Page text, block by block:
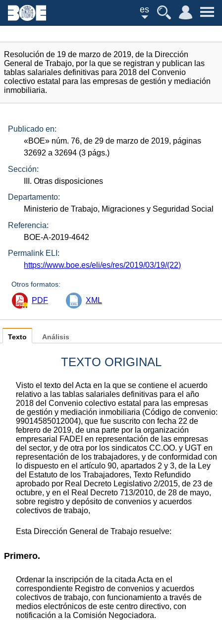
es
Resolución de 19 de marzo de 2019, de la Dirección
General de Trabajo, por la que se registran y publican las
tablas salariales definitivas para 2018 del Convenio
colectivo estatal para las empresas de gestión y mediación
inmobiliaria.
Publicado en:
«BOE» núm. 76, de 29 de marzo de 2019, páginas
32692 a 32694 (3 págs.)
Sección:
III. Otras disposiciones
Departamento:
Ministerio de Trabajo, Migraciones y Seguridad Social
Referencia:
BOE-A-2019-4642
Permalink ELI:
https://www.boe.es/eli/es/res/2019/03/19/(22)
Otros formatos:
PDF XML
Texto
TEXTO ORIGINAL
Visto el texto del Acta en la que se contiene el acuerdo
relativo a las tablas salariales definitivas para el año
2018 del Convenio colectivo estatal para las empresas
de gestión y mediación inmobiliaria (Código de convenio:
99014585012004), que fue suscrito con fecha 22 de
febrero de 2019, de una parte por la organización
empresarial FADEI en representación de las empresas
del sector, y de otra por los sindicatos CC.OO. y UGT en
representación de los trabajadores, y de conformidad con
lo dispuesto en el artículo 90, apartados 2 y 3, de la Ley
del Estatuto de los Trabajadores, Texto Refundido
aprobado por Real Decreto Legislativo 2/2015, de 23 de
octubre, y en el Real Decreto 713/2010, de 28 de mayo,
sobre registro y depósito de convenios y acuerdos
colectivos de trabajo,
Esta Dirección General de Trabajo resuelve:
Primero.
Ordenar la inscripción de la citada Acta en el
correspondiente Registro de convenios y acuerdos
colectivos de trabajo, con funcionamiento a través de
medios electrónicos de este centro directivo, con
notificación a la Comisión Negociadora.
Análisis